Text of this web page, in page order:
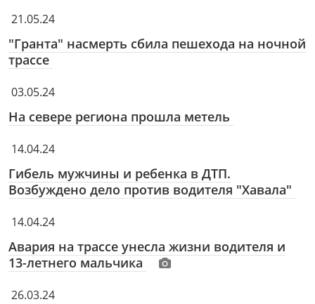
21.05.24
"Гранта" насмерть сбила пешехода на ночной
трассе
03.05.24
На севере региона прошла метель
14.04.24
Гибель мужчины и ребенка в ДТП.
Возбуждено дело против водителя "Хавала"
14.04.24
Авария на трассе унесла жизни водителя и
13-летнего мальчика
26.03.24